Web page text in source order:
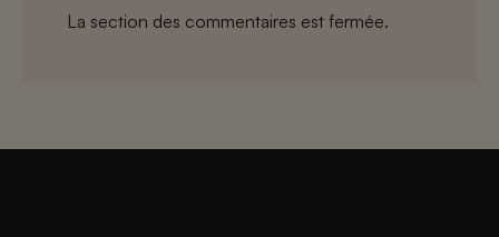
La section des commentaires est fermée.